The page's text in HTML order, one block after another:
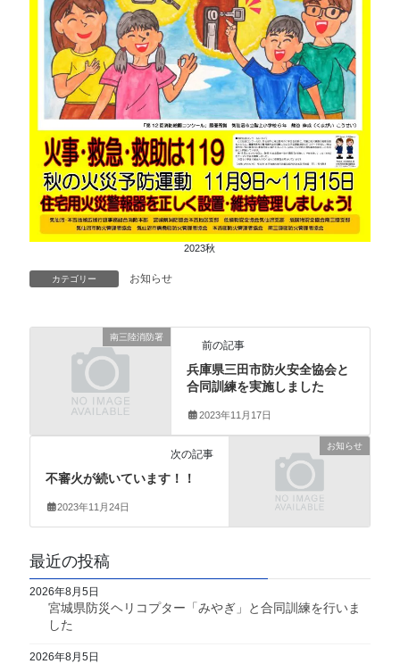
2023秋
カテゴリー お知らせ
南三陸消防署
前の記事
兵庫県三田市防火安全協会と
合同訓練を実施しました
2023年11月17日
お知らせ
次の記事
不審火が続いています！！
2023年11月24日
最近の投稿
宮城県防災ヘリコプター「みやぎ」と合同訓練を行いま
した
2026年8月5日
2026年8月5日